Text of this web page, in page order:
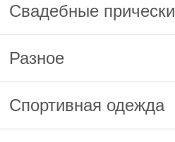
Свадебные прически
Разное
Спортивная одежда